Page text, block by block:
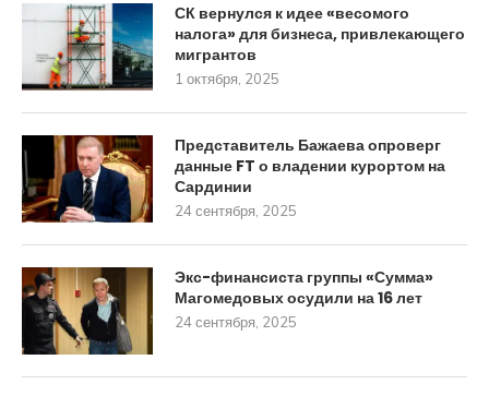
СК вернулся к идее «весомого
налога» для бизнеса, привлекающего
мигрантов
1 октября, 2025
Представитель Бажаева опроверг
данные FT о владении курортом на
Сардинии
24 сентября, 2025
Экс-финансиста группы «Сумма»
Магомедовых осудили на 16 лет
24 сентября, 2025